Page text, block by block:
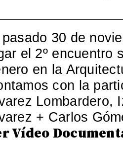
pasado 30 de
el 2º encuentro
en la
con la
Lombardero,
+ Carlos
Vídeo